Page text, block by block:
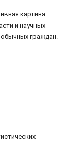
картина
и научных
граждан.